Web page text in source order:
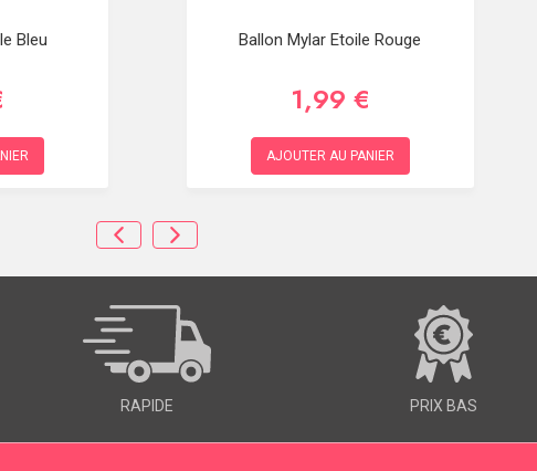
Bleu Ballon Mylar Etoile Rouge
1,99 €
AJOUTER AU PANIER
RAPIDE PRIX BAS